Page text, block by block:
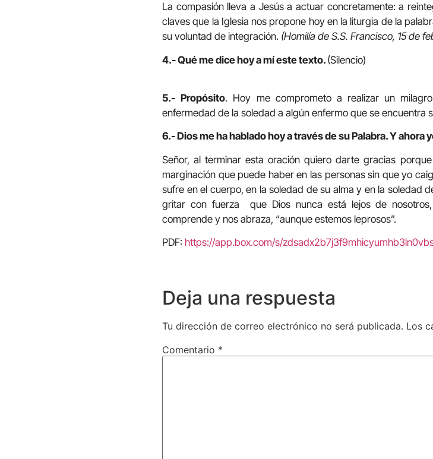
La compasión lleva a Jesús a actuar concretamente: a
claves que la Iglesia nos propone hoy en la liturgia de la
su voluntad de integración. (Homilía de S.S. Francisco, 15 de
4.- Qué me dice hoy a mí este texto. (Silencio)
5.- Propósito. Hoy me comprometo a realizar un
enfermedad de la soledad a algún enfermo que se encuentra
6.- Dios me ha hablado hoy a través de su Palabra. Y ahora
Señor, al terminar esta oración quiero darte gracias
marginación que puede haber en las personas sin que yo
sufre en el cuerpo, en la soledad de su alma y en la soledad
gritar con fuerza que Dios nunca está lejos de
comprende y nos abraza, “aunque estemos leprosos”.
PDF: https://app.box.com/s/
Deja una respuesta
Tu dirección de correo electrónico no será publicada. Los
Comentario *